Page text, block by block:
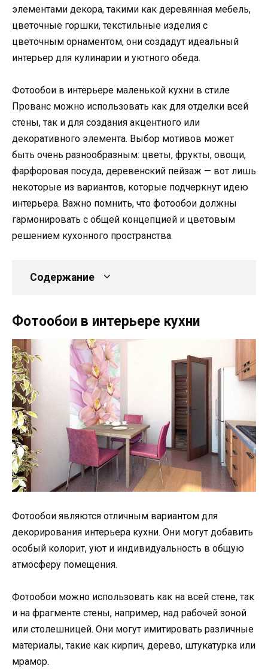
элементами декора, такими как деревянная мебель,
цветочные горшки, текстильные изделия с
цветочным орнаментом, они создадут идеальный
интерьер для кулинарии и уютного обеда.
Фотообои в интерьере маленькой кухни в стиле
Прованс можно использовать как для отделки всей
стены, так и для создания акцентного или
декоративного элемента. Выбор мотивов может
быть очень разнообразным: цветы, фрукты, овощи,
фарфоровая посуда, деревенский пейзаж — вот лишь
некоторые из вариантов, которые подчеркнут идею
интерьера. Важно помнить, что фотообои должны
гармонировать с общей концепцией и цветовым
решением кухонного пространства.
Содержание
Фотообои в интерьере кухни
Фотообои являются отличным вариантом для
декорирования интерьера кухни. Они могут добавить
особый колорит, уют и индивидуальность в общую
атмосферу помещения.
Фотообои можно использовать как на всей стене, так
и на фрагменте стены, например, над рабочей зоной
или столешницей. Они могут имитировать различные
материалы, такие как кирпич, дерево, штукатурка или
мрамор.